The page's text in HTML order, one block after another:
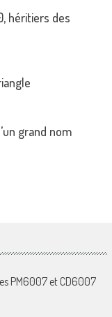
héritiers des
grand nom
PM6007 et CD6007